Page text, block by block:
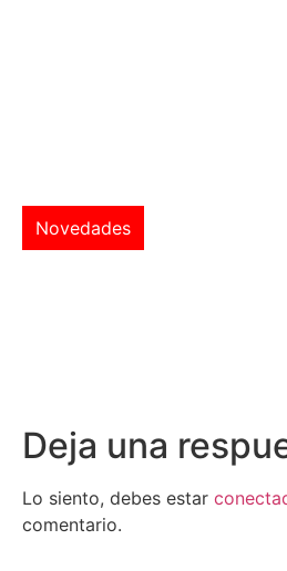
Novedades
Deja una
Lo siento, debes estar
comentario.